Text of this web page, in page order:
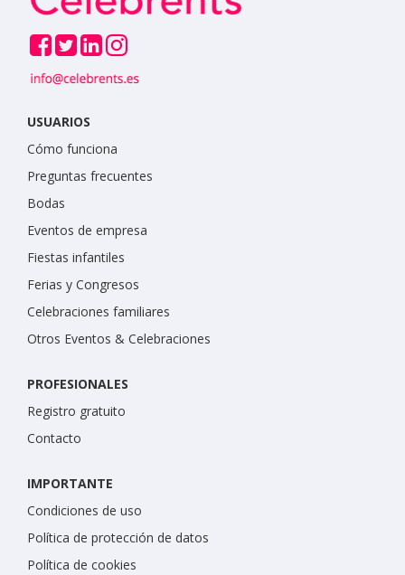
USUARIOS
Cómo funciona
Preguntas frecuentes
Bodas
Eventos de empresa
Fiestas infantiles
Ferias y Congresos
Celebraciones familiares
Otros Eventos & Celebraciones
PROFESIONALES
Registro gratuito
Contacto
IMPORTANTE
Condiciones de uso
Política de protección de datos
Política de cookies